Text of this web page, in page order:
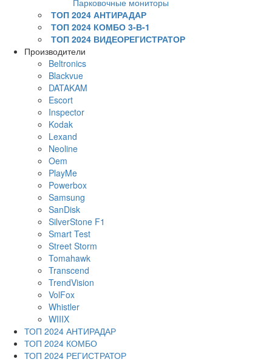
Парковочные мониторы
ТОП 2024 АНТИРАДАР
ТОП 2024 КОМБО 3-В-1
ТОП 2024 ВИДЕОРЕГИСТРАТОР
Производители
Beltronics
Blackvue
DATAKAM
Escort
Inspector
Kodak
Lexand
Neoline
Oem
PlayMe
Powerbox
Samsung
SanDisk
SilverStone F1
Smart Test
Street Storm
Tomahawk
Transcend
TrendVision
VolFox
Whistler
WIIIX
ТОП 2024 АНТИРАДАР
ТОП 2024 КОМБО
ТОП 2024 РЕГИСТРАТОР